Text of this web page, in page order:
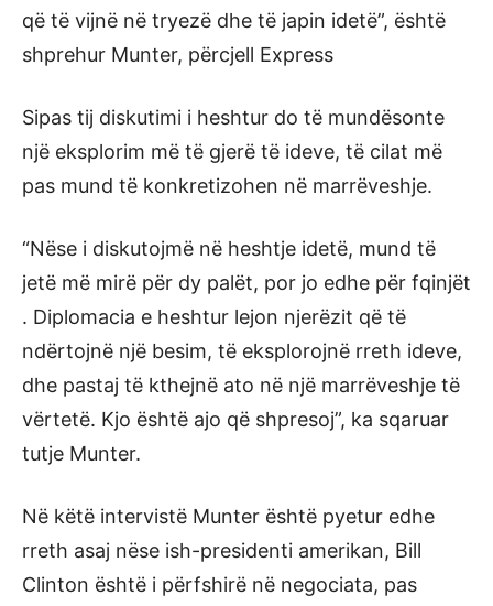
që të vijnë në tryezë dhe të japin idetë”, është
shprehur Munter, përcjell Express
Sipas tij diskutimi i heshtur do të mundësonte
një eksplorim më të gjerë të ideve, të cilat më
pas mund të konkretizohen në marrëveshje.
“Nëse i diskutojmë në heshtje idetë, mund të
jetë më mirë për dy palët, por jo edhe për fqinjët
. Diplomacia e heshtur lejon njerëzit që të
ndërtojnë një besim, të eksplorojnë rreth ideve,
dhe pastaj të kthejnë ato në një marrëveshje të
vërtetë. Kjo është ajo që shpresoj”, ka sqaruar
tutje Munter.
Në këtë intervistë Munter është pyetur edhe
rreth asaj nëse ish-presidenti amerikan, Bill
Clinton është i përfshirë në negociata, pas